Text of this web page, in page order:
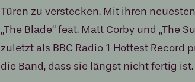
Türen zu verstecken. Mit ihren
„The Blade“ feat. Matt Corby und „The
zuletzt als BBC Radio 1 Hottest Record
die Band, dass sie längst nicht fertig ist.